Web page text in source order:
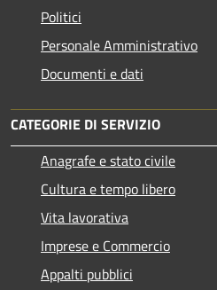
Politici
Personale Amministrativo
Documenti e dati
CATEGORIE DI SERVIZIO
Anagrafe e stato civile
Cultura e tempo libero
Vita lavorativa
Imprese e Commercio
Appalti pubblici